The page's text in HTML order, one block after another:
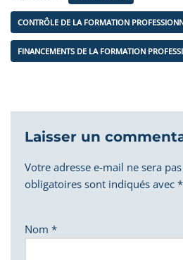
CONTRÔLE DE LA FORMATION
FINANCEMENTS DE LA FORMATION
Laisser un
Votre adresse e-mail ne sera
obligatoires sont indiqués avec *
Nom *